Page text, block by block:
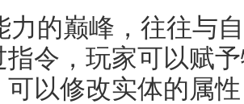
力的巅峰，往往与
指令，玩家可以赋
可以修改实体的属